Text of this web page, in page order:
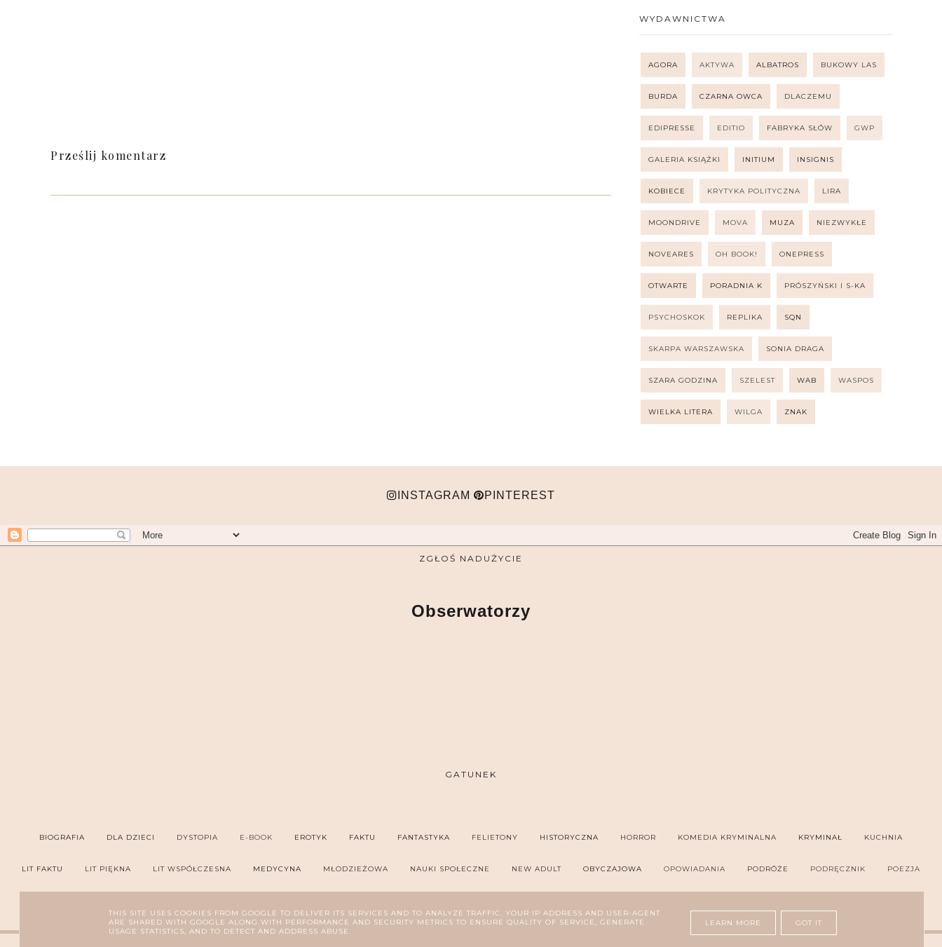
Prześlij komentarz
WYDAWNICTWA
AGORA AKTYWA ALBATROS BUKOWY LAS
BURDA CZARNA OWCA DLACZEMU
EDIPRESSE EDITIO FABRYKA SŁÓW GWP
GALERIA KSIĄŻKI INITIUM INSIGNIS
KOBIECE KRYTYKA POLITYCZNA LIRA
MOONDRIVE MOVA MUZA NIEZWYKŁE
NOVEARES OH BOOK! ONEPRESS
OTWARTE PORADNIA K PRÓSZYŃSKI I S-KA
PSYCHOSKOK REPLIKA SQN
SKARPA WARSZAWSKA SONIA DRAGA
SZARA GODZINA SZELEST WAB WASPOS
WIELKA LITERA WILGA ZNAK
INSTAGRAM PINTEREST
ZGŁOŚ NADUŻYCIE
Obserwatorzy
GATUNEK
BIOGRAFIA DLA DZIECI DYSTOPIA E-BOOK EROTYK FAKTU FANTASTYKA FELIETONY HISTORYCZNA HORROR KOMEDIA KRYMINALNA KRYMINAŁ KUCHNIA
LIT FAKTU LIT PIĘKNA LIT WSPÓŁCZESNA MEDYCYNA MŁODZIEŻOWA NAUKI SPOŁECZNE NEW ADULT OBYCZAJOWA OPOWIADANIA PODRÓŻE PODRĘCZNIK POEZJA
THIS SITE USES COOKIES FROM GOOGLE TO DELIVER ITS SERVICES AND TO ANALYZE TRAFFIC. YOUR IP ADDRESS AND USER-AGENT
ARE SHARED WITH GOOGLE ALONG WITH PERFORMANCE AND SECURITY METRICS TO ENSURE QUALITY OF SERVICE, GENERATE
USAGE STATISTICS, AND TO DETECT AND ADDRESS ABUSE.
LEARN MORE GOT IT